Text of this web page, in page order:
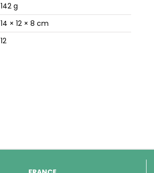
142 g
14 × 12 × 8 cm
12